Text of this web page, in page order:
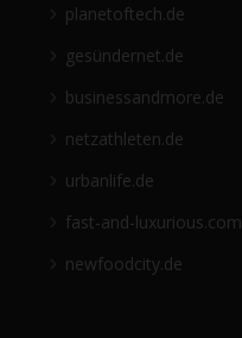
planetoftech.de
gesündernet.de
businessandmore.de
netzathleten.de
urbanlife.de
fast-and-luxurious.com
newfoodcity.de